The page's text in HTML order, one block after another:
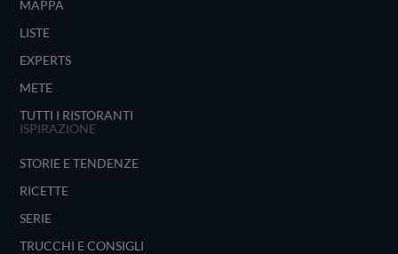
MAPPA
LISTE
EXPERTS
METE
TUTTI I RISTORANTI
ISPIRAZIONE
STORIE E TENDENZE
RICETTE
SERIE
TRUCCHI E CONSIGLI